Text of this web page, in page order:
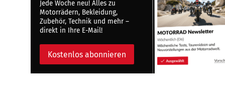
Jede Woche neu! Alles zu
Motorrädern, Bekleidung,
Zubehör, Technik und mehr –
direkt in Ihre E-Mail!
Kostenlos abonnieren